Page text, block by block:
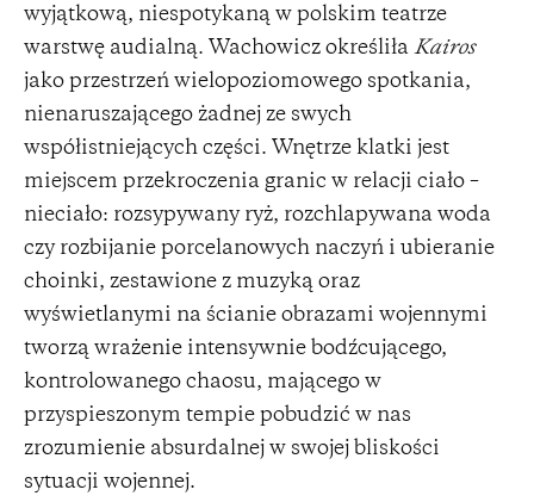
wyjątkową, niespotykaną w polskim teatrze
warstwę audialną. Wachowicz określiła Kairos
jako przestrzeń wielopoziomowego spotkania,
nienaruszającego żadnej ze swych
współistniejących części. Wnętrze klatki jest
miejscem przekroczenia granic w relacji ciało –
nieciało: rozsypywany ryż, rozchlapywana woda
czy rozbijanie porcelanowych naczyń i ubieranie
choinki, zestawione z muzyką oraz
wyświetlanymi na ścianie obrazami wojennymi
tworzą wrażenie intensywnie bodźcującego,
kontrolowanego chaosu, mającego w
przyspieszonym tempie pobudzić w nas
zrozumienie absurdalnej w swojej bliskości
sytuacji wojennej.